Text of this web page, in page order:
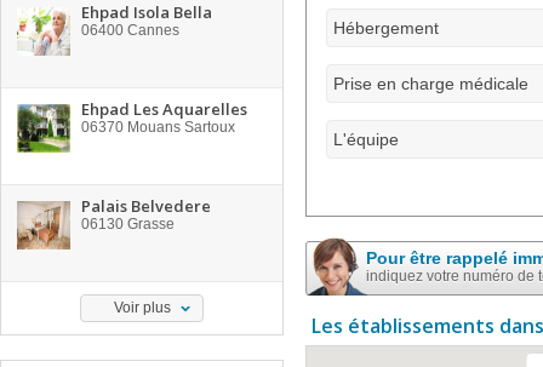
Ehpad Isola Bella
06400 Cannes
Ehpad Les Aquarelles
06370 Mouans Sartoux
Palais Belvedere
06130 Grasse
Voir plus
Hébergement
Prise en charge médicale
L'équipe
Pour être rappelé
indiquez votre numéro de
Les établissements